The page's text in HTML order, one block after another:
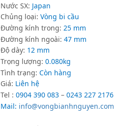
Nước SX: Japan
Chủng loại: Vòng bi cầu
Đường kính trong: 25 mm
Đường kính ngoài: 47 mm
Độ dày: 12 mm
Trọng lượng: 0.080kg
Tình trạng: Còn hàng
Giá: Liên hệ
Tel : 0904 390 083 – 0243 227 2176
Mail: info@vongbianhnguyen.com